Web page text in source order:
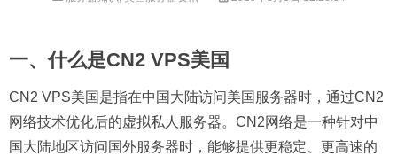
一、什么是CN2 VPS美国
CN2 VPS美国是指在中国大陆访问美国服务器时，通过CN2
网络技术优化后的虚拟私人服务器。CN2网络是一种针对中
国大陆地区访问国外服务器时，能够提供更稳定、更高速的